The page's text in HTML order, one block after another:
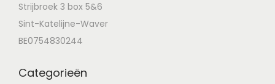
Strijbroek 3 box 5&6
Sint-Katelijne-Waver
BE0754830244
Categorieën